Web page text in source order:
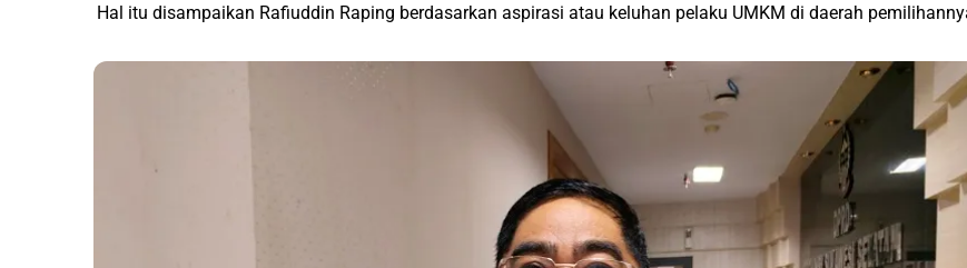
Hal itu disampaikan Rafiuddin Raping berdasarkan aspirasi atau keluhan pelaku UMKM di daerah